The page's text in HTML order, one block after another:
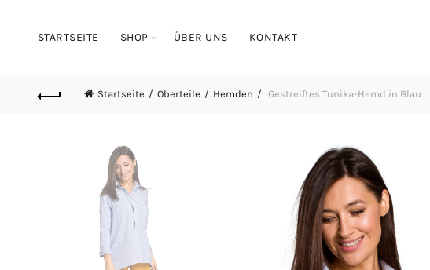
STARTSEITE SHOP ÜBER UNS KONTAKT
Startseite Oberteile Hemden Gestreiftes Tunika-Hemd in Blau